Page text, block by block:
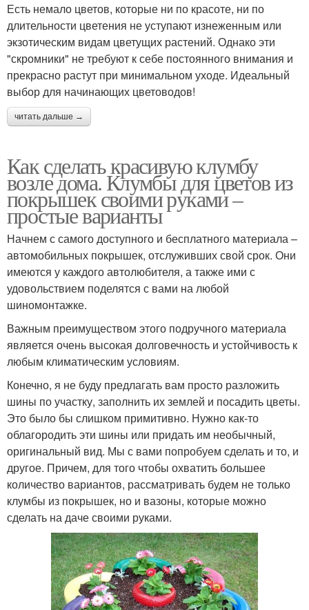
Есть немало цветов, которые ни по красоте, ни по
длительности цветения не уступают изнеженным или
экзотическим видам цветущих растений. Однако эти
"скромники" не требуют к себе постоянного внимания и
прекрасно растут при минимальном уходе. Идеальный
выбор для начинающих цветоводов!
читать дальше →
Как сделать красивую клумбу
возле дома. Клумбы для цветов из
покрышек своими руками –
простые варианты
Начнем с самого доступного и бесплатного материала –
автомобильных покрышек, отслуживших свой срок. Они
имеются у каждого автолюбителя, а также ими с
удовольствием поделятся с вами на любой
шиномонтажке.
Важным преимуществом этого подручного материала
является очень высокая долговечность и устойчивость к
любым климатическим условиям.
Конечно, я не буду предлагать вам просто разложить
шины по участку, заполнить их землей и посадить цветы.
Это было бы слишком примитивно. Нужно как-то
облагородить эти шины или придать им необычный,
оригинальный вид. Мы с вами попробуем сделать и то, и
другое. Причем, для того чтобы охватить большее
количество вариантов, рассматривать будем не только
клумбы из покрышек, но и вазоны, которые можно
сделать на даче своими руками.